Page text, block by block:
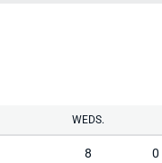
WEDS.
8 0